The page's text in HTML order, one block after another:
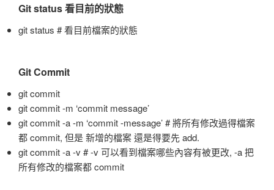
Git status 看目前的狀態
git status # 看目前檔案的狀態
Git Commit
git commit
git commit -m ‘commit message’
git commit -a -m ‘commit -message’ # 將所有修改過得檔案
都 commit, 但是 新增的檔案 還是得要先 add.
git commit -a -v # -v 可以看到檔案哪些內容有被更改, -a 把
所有修改的檔案都 commit